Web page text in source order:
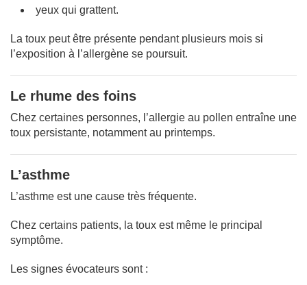
yeux qui grattent.
La toux peut être présente pendant plusieurs mois si
l’exposition à l’allergène se poursuit.
Le rhume des foins
Chez certaines personnes, l’allergie au pollen entraîne une
toux persistante, notamment au printemps.
L’asthme
L’asthme est une cause très fréquente.
Chez certains patients, la toux est même le principal
symptôme.
Les signes évocateurs sont :